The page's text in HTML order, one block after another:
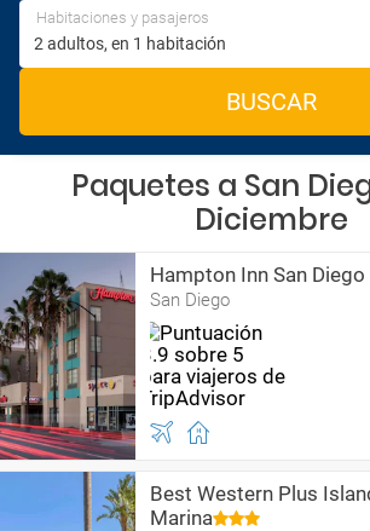
Habitaciones y pasajeros
BUSCAR
Paquetes a San
Diciembre
Hampton Inn San
San Diego
Best Western Plus
Marina